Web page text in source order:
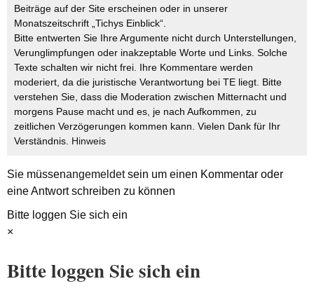
Beiträge auf der Site erscheinen oder in unserer
Monatszeitschrift „Tichys Einblick“.
Bitte entwerten Sie Ihre Argumente nicht durch Unterstellungen,
Verunglimpfungen oder inakzeptable Worte und Links. Solche
Texte schalten wir nicht frei. Ihre Kommentare werden
moderiert, da die juristische Verantwortung bei TE liegt. Bitte
verstehen Sie, dass die Moderation zwischen Mitternacht und
morgens Pause macht und es, je nach Aufkommen, zu
zeitlichen Verzögerungen kommen kann. Vielen Dank für Ihr
Verständnis. Hinweis
Sie müssenangemeldetsein um einen Kommentar oder
eine Antwort schreiben zu können
Bitte loggen Sie sich ein
×
Bitte loggen Sie sich ein